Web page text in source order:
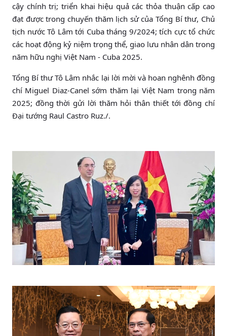
cậy chính trị; triển khai hiệu quả các thỏa thuận cấp cao
đạt được trong chuyến thăm lịch sử của Tổng Bí thư, Chủ
tịch nước Tô Lâm tới Cuba tháng 9/2024; tích cực tổ chức
các hoạt động kỷ niệm trọng thể, giao lưu nhân dân trong
năm hữu nghị Việt Nam - Cuba 2025.
Tổng Bí thư Tô Lâm nhắc lại lời mời và hoan nghênh đồng
chí Miguel Diaz-Canel sớm thăm lại Việt Nam trong năm
2025; đồng thời gửi lời thăm hỏi thân thiết tới đồng chí
Đại tướng Raul Castro Ruz./.